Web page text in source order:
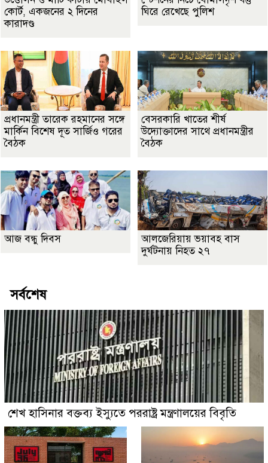
কোর্ট, একজনের ২ দিনের
কারাদণ্ড
ঘিরে রেখেছে পুলিশ
প্রধানমন্ত্রী তারেক রহমানের সঙ্গে
মার্কিন বিশেষ দূত সার্জিও গরের
বৈঠক
বেসরকারি খাতের শীর্ষ
উদ্যোক্তাদের সাথে প্রধানমন্ত্রীর
বৈঠক
আজ বন্ধু দিবস
আলজেরিয়ায় ভয়াবহ বাস
দুর্ঘটনায় নিহত ২৭
সর্বশেষ
শেখ হাসিনার বক্তব্য ইস্যুতে পররাষ্ট্র মন্ত্রণালয়ের বিবৃতি